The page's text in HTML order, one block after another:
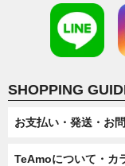
SHOPPING
お支払い・発送・お
TeAmoについて・カ